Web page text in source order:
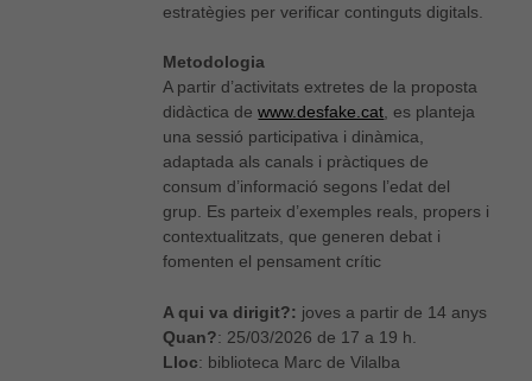
estratègies per verificar continguts digitals.
Metodologia
A partir d’activitats extretes de la proposta
didàctica dewww.desfake.cat, es planteja
una sessió participativa i dinàmica,
adaptada als canals i pràctiques de
consum d’informació segons l’edat del
grup. Es parteix d’exemples reals, propers i
contextualitzats, que generen debat i
fomenten el pensament crític
A qui va dirigit?: joves a partir de 14 anys
Quan?: 25/03/2026 de 17 a 19 h.
Lloc: biblioteca Marc de Vilalba